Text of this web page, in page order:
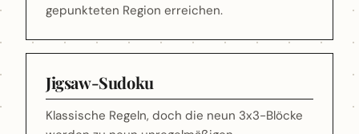
gepunkteten Region erreichen.
Jigsaw-Sudoku
Klassische Regeln, doch die neun 3x3-Blöcke